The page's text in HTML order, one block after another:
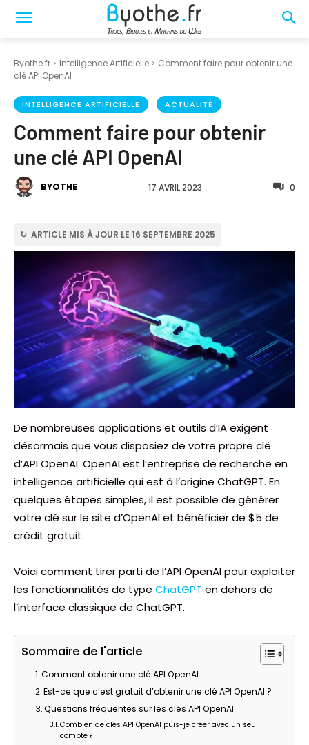
Byothe.fr Intelligence Artificielle
Comment faire pour obtenir une
clé API OpenAI
INTELLIGENCE ARTIFICIELLE ACTUALITÉ
Comment faire pour obtenir
une clé API OpenAI
BYOTHE 17 AVRIL 2023 0
↻ ARTICLE MIS À JOUR LE 16 SEPTEMBRE 2025
De nombreuses applications et outils d’IA exigent
désormais que vous disposiez de votre propre clé
d’API OpenAI. OpenAI est l’entreprise de recherche en
intelligence artificielle qui est à l’origine ChatGPT. En
quelques étapes simples, il est possible de générer
votre clé sur le site d’OpenAI et bénéficier de $5 de
crédit gratuit.
Voici comment tirer parti de l’API OpenAI pour exploiter
les fonctionnalités de type ChatGPT en dehors de
l’interface classique de ChatGPT.
Sommaire de l'article
Comment obtenir une clé API OpenAI
Est-ce que c’est gratuit d’obtenir une clé API OpenAI ?
Questions fréquentes sur les clés API OpenAI
Combien de clés API OpenAI puis-je créer avec un seul
compte ?